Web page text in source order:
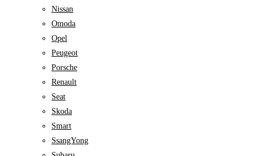
Nissan
Omoda
Opel
Peugeot
Porsche
Renault
Seat
Skoda
Smart
SsangYong